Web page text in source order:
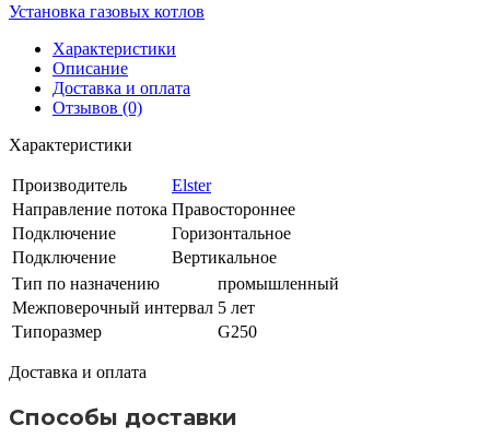
Установка газовых котлов
Характеристики
Описание
Доставка и оплата
Отзывов (0)
Характеристики
Производитель
Elster
Направление потока Правостороннее
Подключение
Горизонтальное
Подключение
Вертикальное
Тип по назначению
промышленный
Межповерочный интервал 5 лет
Типоразмер
G250
Доставка и оплата
Способы доставки